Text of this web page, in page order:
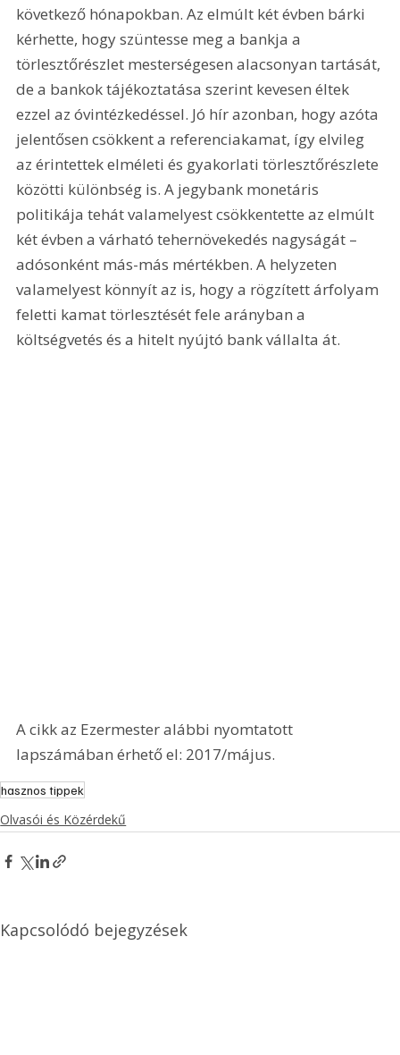
következő hónapokban. Az elmúlt két évben bárki
kérhette, hogy szüntesse meg a bankja a
törlesztőrészlet mesterségesen alacsonyan tartását,
de a bankok tájékoztatása szerint kevesen éltek
ezzel az óvintézkedéssel. Jó hír azonban, hogy azóta
jelentősen csökkent a referenciakamat, így elvileg
az érintettek elméleti és gyakorlati törlesztőrészlete
közötti különbség is. A jegybank monetáris
politikája tehát valamelyest csökkentette az elmúlt
két évben a várható tehernövekedés nagyságát –
adósonként más-más mértékben. A helyzeten
valamelyest könnyít az is, hogy a rögzített árfolyam
feletti kamat törlesztését fele arányban a
költségvetés és a hitelt nyújtó bank vállalta át.
A cikk az Ezermester alábbi nyomtatott
lapszámában érhető el: 2017/május.
hasznos tippek
Olvasói és Közérdekű
Kapcsolódó bejegyzések